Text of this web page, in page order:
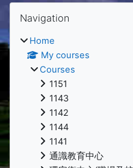
Blocks
Skip Navigation
Navigation
Home
My courses
Courses
1151
1143
1142
1144
1141
通識教育中心